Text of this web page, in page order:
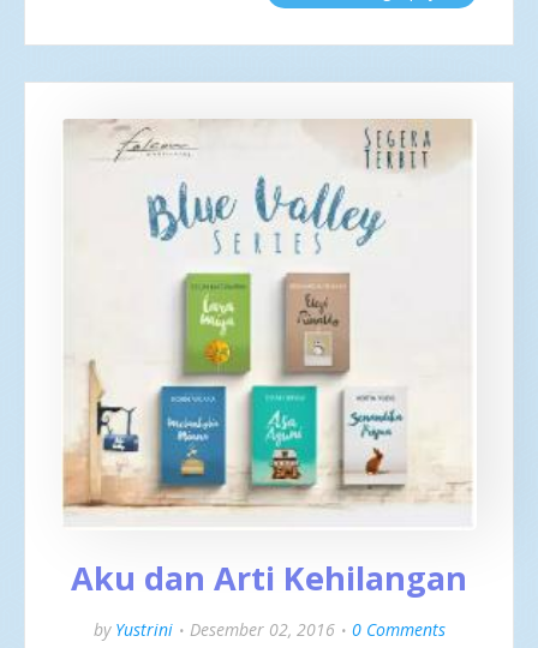
Aku dan Arti Kehilangan
by Yustrini Desember 02, 2016 0 Comments